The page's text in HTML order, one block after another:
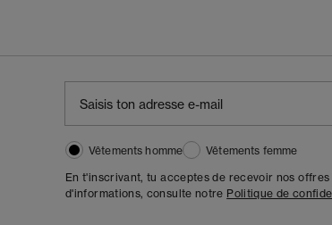
Vêtements homme
Vêtements femme
En t'inscrivant, tu acceptes de recevoir nos
d'informations, consulte notre Politique de